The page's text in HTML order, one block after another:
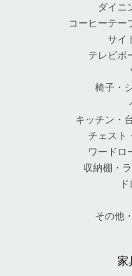
ダイニ
コーヒーテー
サイ
テレビボ
椅子・
キッチン・
チェスト
ワードロ
収納棚・
その他
家